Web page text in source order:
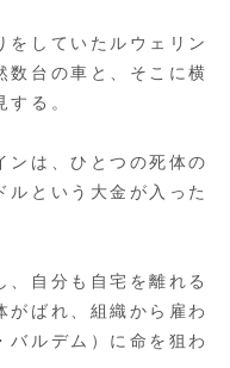
していたルウェリン
数台の車と、そこに横
る。
ンは、ひとつの死体の
ルという大金が入った
自分も自宅を離れる
がばれ、組織から雇わ
バルデム）に命を狙わ